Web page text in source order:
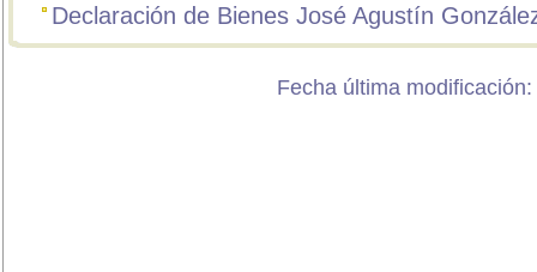
Declaración de Bienes José Agustín
Fecha última